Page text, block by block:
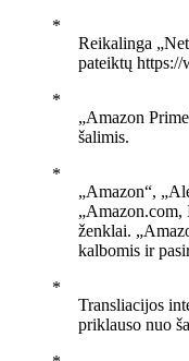
Reikalinga
pateiktų
„Amazon
šalimis.
„Amazon“,
ženklai.
kalbomis ir
Transliacijos
priklauso nuo